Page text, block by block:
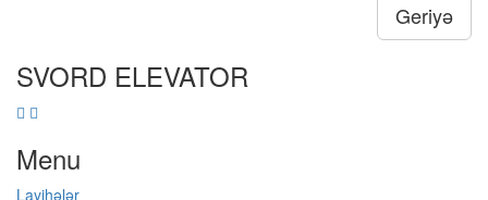
Geriyə
SVORD ELEVATOR
Menu
Layihələr